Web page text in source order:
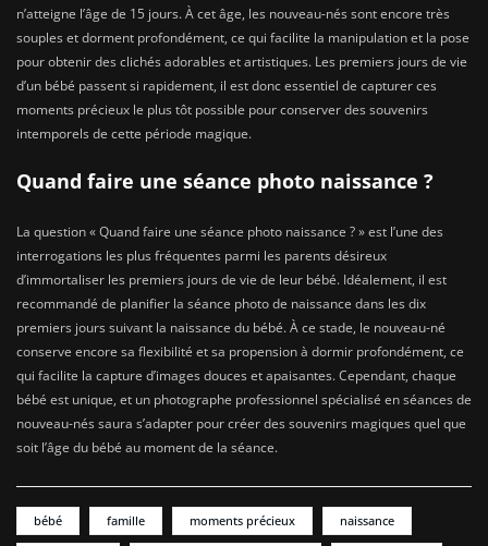
n’atteigne l’âge de 15 jours. À cet âge, les nouveau-nés sont encore très
souples et dorment profondément, ce qui facilite la manipulation et la pose
pour obtenir des clichés adorables et artistiques. Les premiers jours de vie
d’un bébé passent si rapidement, il est donc essentiel de capturer ces
moments précieux le plus tôt possible pour conserver des souvenirs
intemporels de cette période magique.
Quand faire une séance photo naissance ?
La question « Quand faire une séance photo naissance ? » est l’une des
interrogations les plus fréquentes parmi les parents désireux
d’immortaliser les premiers jours de vie de leur bébé. Idéalement, il est
recommandé de planifier la séance photo de naissance dans les dix
premiers jours suivant la naissance du bébé. À ce stade, le nouveau-né
conserve encore sa flexibilité et sa propension à dormir profondément, ce
qui facilite la capture d’images douces et apaisantes. Cependant, chaque
bébé est unique, et un photographe professionnel spécialisé en séances de
nouveau-nés saura s’adapter pour créer des souvenirs magiques quel que
soit l’âge du bébé au moment de la séance.
bébé famille moments précieux naissance